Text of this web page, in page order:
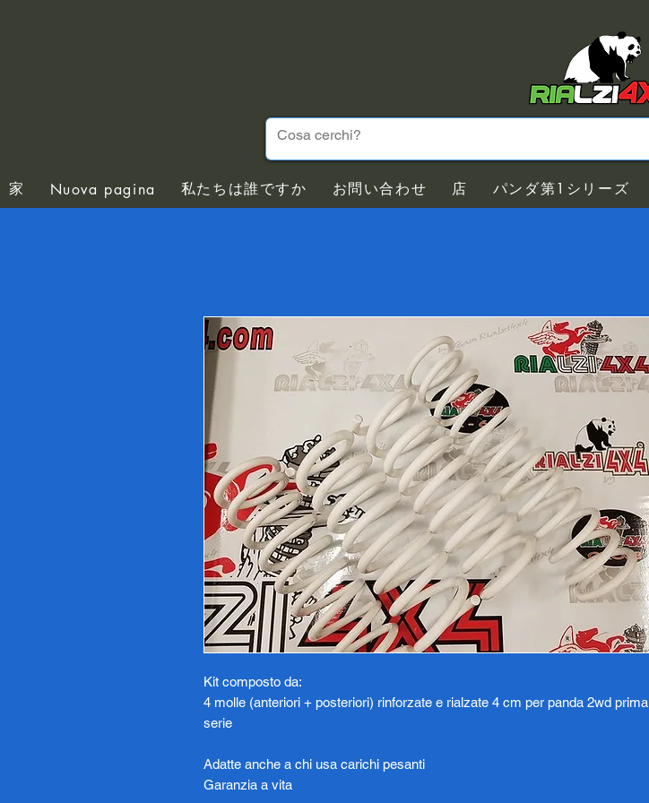
家 Nuova pagina 私たちは誰ですか お問い合わせ 店 パンダ第1シリーズ
Kit composto da:
4 molle (anteriori + posteriori) rinforzate e rialzate 4 cm per panda 2wd prima
serie
Adatte anche a chi usa carichi pesanti
Garanzia a vita